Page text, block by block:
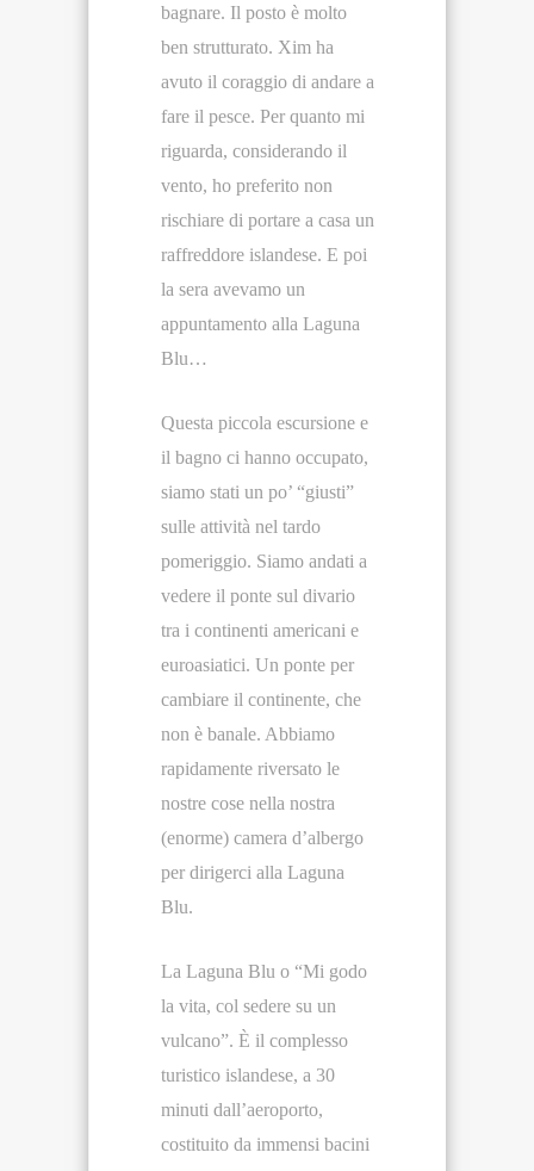
bagnare. Il posto è molto
ben strutturato. Xim ha
avuto il coraggio di andare a
fare il pesce. Per quanto mi
riguarda, considerando il
vento, ho preferito non
rischiare di portare a casa un
raffreddore islandese. E poi
la sera avevamo un
appuntamento alla Laguna
Blu…
Questa piccola escursione e
il bagno ci hanno occupato,
siamo stati un po’ “giusti”
sulle attività nel tardo
pomeriggio. Siamo andati a
vedere il ponte sul divario
tra i continenti americani e
euroasiatici. Un ponte per
cambiare il continente, che
non è banale. Abbiamo
rapidamente riversato le
nostre cose nella nostra
(enorme) camera d’albergo
per dirigerci alla Laguna
Blu.
La Laguna Blu o “Mi godo
la vita, col sedere su un
vulcano”. È il complesso
turistico islandese, a 30
minuti dall’aeroporto,
costituito da immensi bacini